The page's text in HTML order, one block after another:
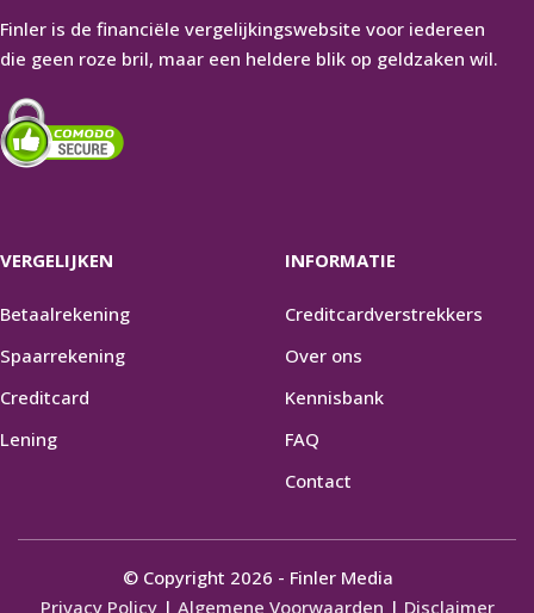
Finler is de financiële vergelijkingswebsite voor iedereen
die geen roze bril, maar een heldere blik op geldzaken wil.
VERGELIJKEN
Betaalrekening
Spaarrekening
Creditcard
Lening
INFORMATIE
Creditcardverstrekkers
Over ons
Kennisbank
FAQ
Contact
© Copyright 2026 - Finler Media
Privacy Policy| Algemene Voorwaarden | Disclaimer